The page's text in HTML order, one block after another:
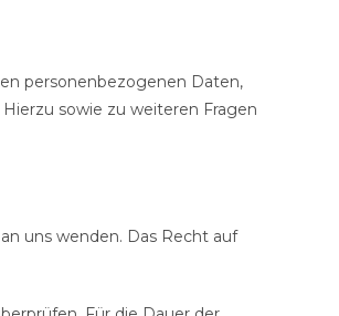
personenbezogenen Daten,
sowie zu weiteren Fragen
uns wenden. Das Recht auf